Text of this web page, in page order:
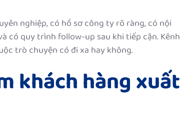
nghiệp, có hồ sơ công ty rõ ràng, có nội
có quy trình follow-up sau khi tiếp cận. Kênh
trò chuyện có đi xa hay không.
khách hàng xuất